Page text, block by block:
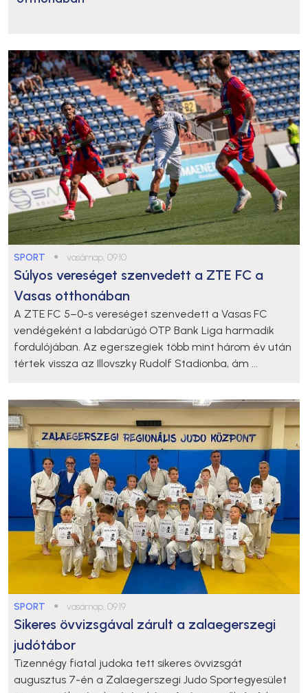
SPORT ● vasárnap, 09:10
Súlyos vereséget szenvedett a ZTE FC a
Vasas otthonában
A ZTE FC 5–0-s vereséget szenvedett a Vasas FC
vendégeként a labdarúgó OTP Bank Liga harmadik
fordulójában. Az egerszegiek több mint három év után
tértek vissza az Illovszky Rudolf Stadionba, ám ...
SPORT ● vasárnap, 09:19
Sikeres övvizsgával zárult a zalaegerszegi
judótábor
Tizennégy fiatal judoka tett sikeres övvizsgát
augusztus 7-én a Zalaegerszegi Judo Sportegyesület